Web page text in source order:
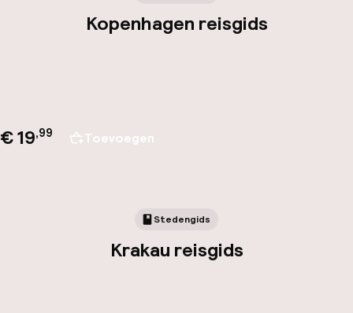
Kopenhagen reisgids
€ 19,99 Toevoegen
Stedengids
Krakau reisgids